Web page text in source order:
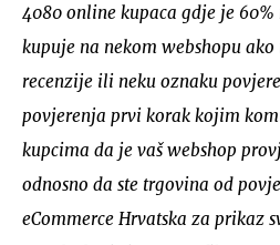
4080 online kupaca gdje je
kupuje na nekom webshopu
recenzije ili neku oznaku
povjerenja prvi korak kojim
kupcima da je vaš webshop
odnosno da ste trgovina od
eCommerce Hrvatska za prikaz